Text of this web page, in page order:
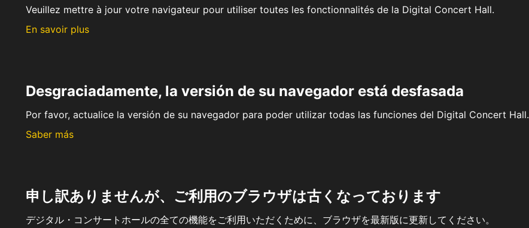
Veuillez mettre à jour votre navigateur pour utiliser toutes les fonctionnalités de la Digital Concert Hall.
En savoir plus
Desgraciadamente, la versión de su navegador está desfasada
Por favor, actualice la versión de su navegador para poder utilizar todas las funciones del Digital Concert Hall.
Saber más
申し訳ありませんが、ご利用のブラウザは古くなっております
デジタル・コンサートホールの全ての機能をご利用いただくために、ブラウザを最新版に更新してください。